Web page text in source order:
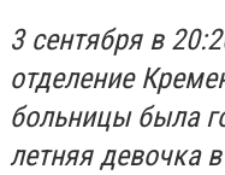
3 сентября в
отделение
больницы была
летняя девочка